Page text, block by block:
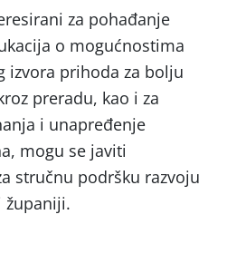
za pohađanje
o mogućnostima
izvora prihoda za bolju
preradu, kao i za
i unapređenje
mogu se javiti
stručnu podršku razvoju
županiji.